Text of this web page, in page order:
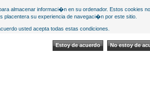
almacenar informaci�n en su ordenador. Estos cookies
su experiencia de navegaci�n por este sitio.
usted acepta todas estas condiciones.